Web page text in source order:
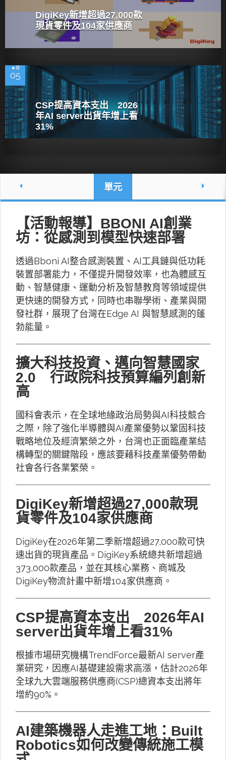
DigiKey新增超過27,000款
現貨零件及104家供應商
8 月
05
CSP提高資本支出 2026
年AI server出貨年增上看
31%
單元
【活動報導】BBONI AI創業
坊：從感測到模型快速部署
透過Bboni AI整合感測裝置、AI工具鏈與低功耗
裝置部署能力，不僅提升開發效率，也為體感互
動、智慧健康、運動分析及智慧教育等領域提供
更快速的開發方式，同時也串聯學術、產業與開
發社群，展現了台灣在Edge AI 與智慧感測的蓬
勃能量。
擴大科技投資、邁向智慧國家
2.0 行政院科技預算編列創新
高
國科會表示，在全球地緣政治局勢與AI科技競合
之際，除了強化半導體與AI產業優勢以鞏固科技
戰略地位及經濟繁榮之外，台灣也正面臨產業結
構轉型的關鍵階段，應該要藉科技產業優勢帶動
社會各行各業繁榮。
DigiKey新增超過27,000款現
貨零件及104家供應商
DigiKey在2026年第二季新增超過27,000款可快
速出貨的現貨產品。DigiKey系統總共新增超過
373,000款產品，並在其核心業務、商城及
DigiKey物流計畫中新增104家供應商。
CSP提高資本支出 2026年AI
server出貨年增上看31%
根據市場研究機構TrendForce最新AI server產
業研究，因應AI基礎建設需求高漲，估計2026年
全球九大雲端服務供應商(CSP)總資本支出將年
增約90%。
AI建築機器人走進工地：Built
Robotics如何改變傳統施工模